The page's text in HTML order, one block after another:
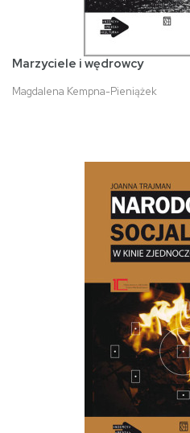
Marzyciele i wędrowcy
Magdalena Kempna-Pieniążek